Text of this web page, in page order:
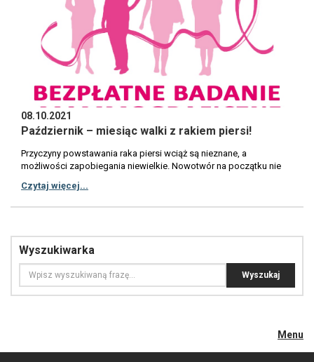
08.10.2021
Październik – miesiąc walki z rakiem piersi!
Przyczyny powstawania raka piersi wciąż są nieznane, a
możliwości zapobiegania niewielkie. Nowotwór na początku nie
Często gdy kobiet zgłaszają się do lekarza choroba jest już w
stopniu zaawansowanym. Dlatego skorzystaj z bezpłatnych badań
samobadania piersi z wykorzystaniem dedykowanych fantomów
prowadzony przez pracowników Wydziału Zdrowia ŁUW w
Łodzi. Specjalny mammobus z doświadczoną kadrą wyruszył w
trasę po naszym województwie. Będziemy w: 18 października -
Łęczycka 24 a, 95-100 Zgierz, w godz. 10.00-16.00,29 października
- przed Urzędem Miasta w Sieradzu, Plac Wojewódzki 1, 98-200
Czytaj więcej...
Wyszukiwarka
Menu